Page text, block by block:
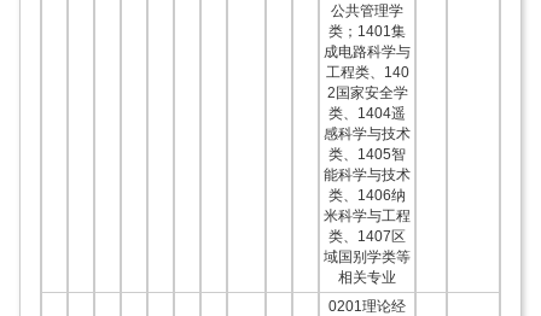
公共管理学
类；1401集
成电路科学与
工程类、140
2国家安全学
类、1404遥
感科学与技术
类、1405智
能科学与技术
类、1406纳
米科学与工程
类、1407区
域国别学类等
相关专业
0201理论经